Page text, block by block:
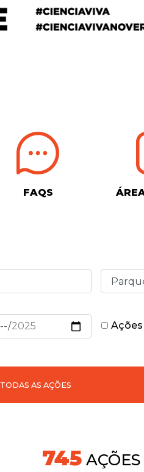
FAQS
TODAS AS AÇÕES
745